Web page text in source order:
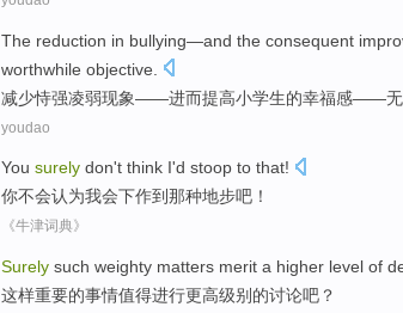
The reduction in bullying—and the consequent
worthwhile objective
减少恃强凌弱现象——进而提高小学生的幸福感——
youdao
You surely don't think I'd stoop to that!
你不会认为我会下作到那种地步吧！
《牛津词典》
Surely such weighty matters merit a higher level of
这样重要的事情值得进行更高级别 的讨论吧？